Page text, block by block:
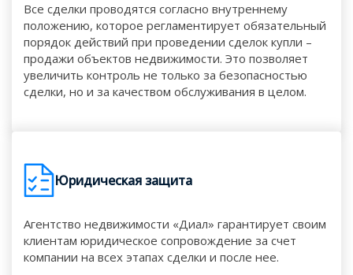
Все сделки проводятся согласно внутреннему
положению, которое регламентирует обязательный
порядок действий при проведении сделок купли –
продажи объектов недвижимости. Это позволяет
увеличить контроль не только за безопасностью
сделки, но и за качеством обслуживания в целом.
Юридическая защита
Агентство недвижимости «Диал» гарантирует своим
клиентам юридическое сопровождение за счет
компании на всех этапах сделки и после нее.